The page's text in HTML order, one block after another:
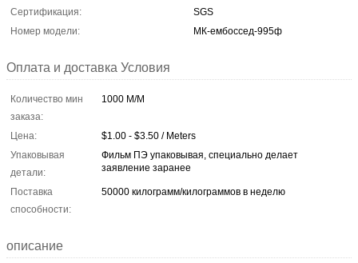
Сертификация:
SGS
Номер модели:
МК-ембоссед-995ф
Оплата и доставка Условия
Количество мин
заказа:
1000 М/М
Цена:
$1.00 - $3.50 / Meters
Упаковывая
детали:
Фильм ПЭ упаковывая, специально делает
заявление заранее
Поставка
способности:
50000 килограмм/килограммов в неделю
описание